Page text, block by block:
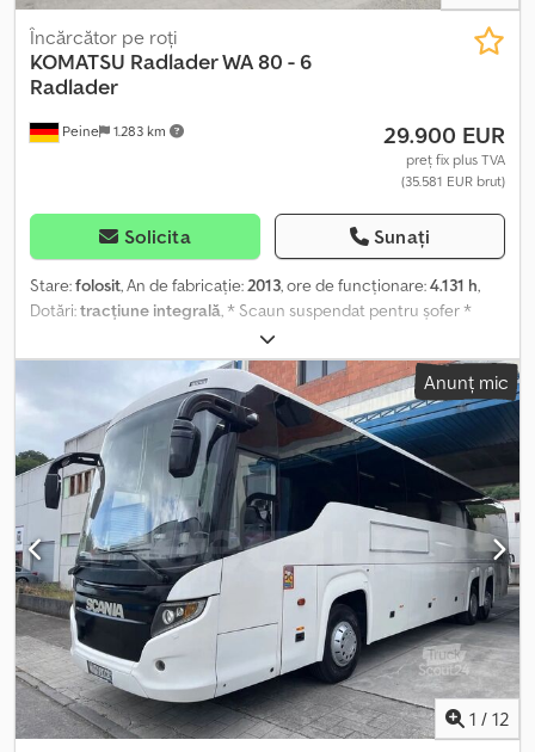
Peine 1.283 km
Încărcător pe roți
KOMATSU Radlader WA 80 - 6
Radlader
29.900 EUR
preț fix plus TVA
(35.581 EUR brut)
Solicita Sunați
Stare:folosit, An de fabricație:2013, ore de funcționare:4.131 h,
Dotări:tracțiune integrală, * Scaun suspendat pentru șofer *
Eșapament în spatele cabinei * Cuplaj de manevrare ----
Construcție: cabină ROPS pentru șofer, încălzită, lunetă cu
dezaburire, motor Komatsu diesel cu 4 cilindri, 50 kW, 20 km/h,
direcție articulată, transmisie hidrostatică, sistem hidraulic de
cuplare rapidă, 2 conexiuni hidraulice suplimentare, înălțime
maximă de descărcare: aprox. 2.420 mm. Accesorii: cupă
1m³/greutate: 422 kg, furcă pentru paleți cu capacitate de
încărcare de 2.500 kg. Vânzare doar către persoane juridice.
PENTRU EXPORT SE PLĂTEȘTE DOAR PREȚUL NET!!!!! TOATE
INFORMAȚIILE SUNT FĂRĂ GARANȚIE, ÎN SPECIAL CELE PRIVIND
ECHIPAREA ȘI ACCESORIILE. Baza tuturor contractelor de
vânzare, facturilor, facturilor proforme, comenzilor și discuțiilor de
vânzare o constituie termenii și condițiile noastre generale (vezi
secțiunea 'Impressum'). Codpfx Aerbcw Aegyorf
Anunț mic
1 / 12